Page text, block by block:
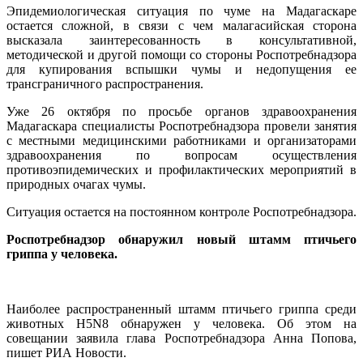
Эпидемиологическая ситуация по чуме на Мадагаскаре
остается сложной, в связи с чем малагасийская сторона
высказала заинтересованность в консультативной,
методической и другой помощи со стороны Роспотребнадзора
для купирования вспышки чумы и недопущения ее
трансграничного распространения.
Уже 26 октября по просьбе органов здравоохранения
Мадагаскара специалисты Роспотребнадзора провели занятия
с местными медицинскими работниками и организаторами
здравоохранения по вопросам осуществления
противоэпидемических и профилактических мероприятий в
природных очагах чумы.
Ситуация остается на постоянном контроле Роспотребнадзора.
Роспотребнадзор обнаружил новый штамм птичьего
гриппа у человека.
Наиболее распространенный штамм птичьего гриппа среди
животных H5N8 обнаружен у человека. Об этом на
совещании заявила глава Роспотребнадзора Анна Попова,
пишет РИА Новости.